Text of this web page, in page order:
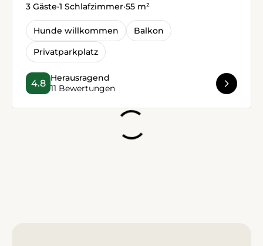
3 Gäste·1 Schlafzimmer·55 m²
Hunde willkommen
Balkon
Privatparkplatz
4.8 Herausragend
11 Bewertungen